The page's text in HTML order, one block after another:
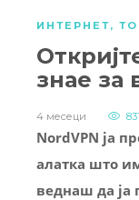
ИНТЕРНЕТ,
знае за
4 месеци 831
NordVPN ја
алатка што
веднаш да ја